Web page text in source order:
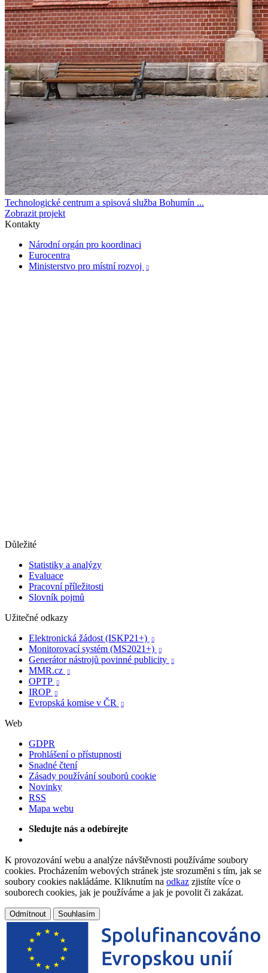
Technologické centrum a spisová služba Bohumín ...
Zobrazit projekt
Kontakty
Národní orgán pro koordinaci
Eurocentra
Ministerstvo pro místní rozvoj

Důležité
Statistiky a analýzy
Evaluace
Pracovní příležitosti
Slovník pojmů
Užitečné odkazy
Elektronická žádost (ISKP21+)

Monitorovací systém (MS2021+) 
Generátor nástrojů povinné publicity 
MMR.cz 
OPTP 
IROP 
Evropská komise v ČR 
Web
GDPR
Prohlášení o přístupnosti
Snadné čtení
Zásady používání souborů cookie
Novinky
RSS
Mapa webu
Sledujte nás a odebírejte
K provozování webu a analýze návštěvnosti používáme soubory
cookies. Procházením webových stránek jste srozuměni s tím, jak se
soubory cookies nakládáme. Kliknutím na odkaz zjistíte více o
souborech cookies, jak je používáme a jak je povolit či zakázat.
Odmítnout Souhlasím